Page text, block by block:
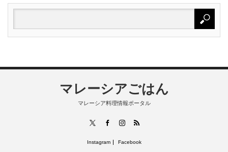
マレーシアごはん
マレーシア料理情報ポータル
FacebookInstagram
RSS
Instagram Facebook